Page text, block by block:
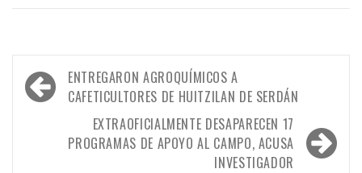
Navegación
de
entradas
ENTREGARON AGROQUÍMICOS A
CAFETICULTORES DE HUITZILAN DE SERDÁN
EXTRAOFICIALMENTE DESAPARECEN 17
PROGRAMAS DE APOYO AL CAMPO, ACUSA
INVESTIGADOR